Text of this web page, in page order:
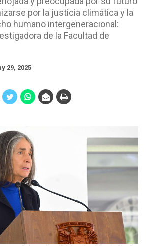
por la justicia climática y la
humano intergeneracional:
de la Facultad de
29, 2025